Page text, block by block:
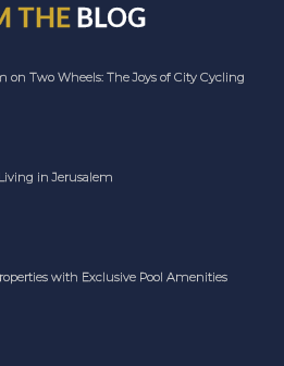
THE BLOG
on Two Wheels: The Joys of City Cycling
in Jerusalem
with Exclusive Pool Amenities